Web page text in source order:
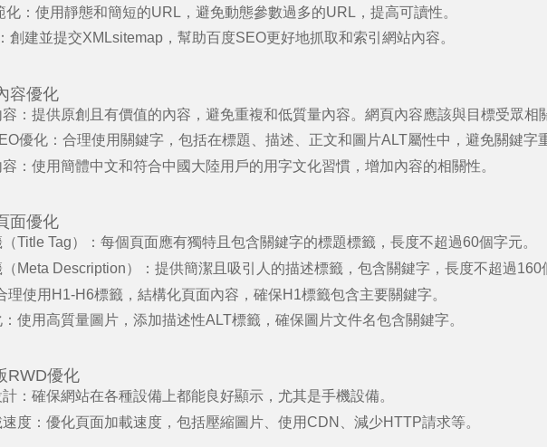
化：使用靜態和簡短的URL ，避免動態參數過多的URL ，提高可讀性。
：創建並提交XMLsitemap ，幫助百度SEO更好地抓取和索引網站內容。
容優化
：提供原創且有價值的內容，避免重複和低質量內容。網頁內容應該與目標受眾相
優化：合理使用關鍵字，包括在標題、描述、正文和圖片ALT屬性中，避免關鍵字
：使用簡體中文和符合中國大陸用戶的用字文化習慣，增加內容的相關性。
面優化
Title Tag）：每個頁面應有獨特且包含關鍵字的標題標籤，長度不超過60個字元。
Meta Description）：提供簡潔且吸引人的描述標籤，包含關鍵字，長度不超過160
理使用 H1-H6標籤，結構化頁面內容，確保H1標籤包含主要關鍵字。
：使用高質量圖片，添加描述性ALT標籤，確保圖片文件名包含關鍵字。
RWD優化
：確保網站在各種設備上都能良好顯示，尤其是手機設備。
度：優化頁面加載速度，包括壓縮圖片、使用 CDN 、減少HTTP請求等。